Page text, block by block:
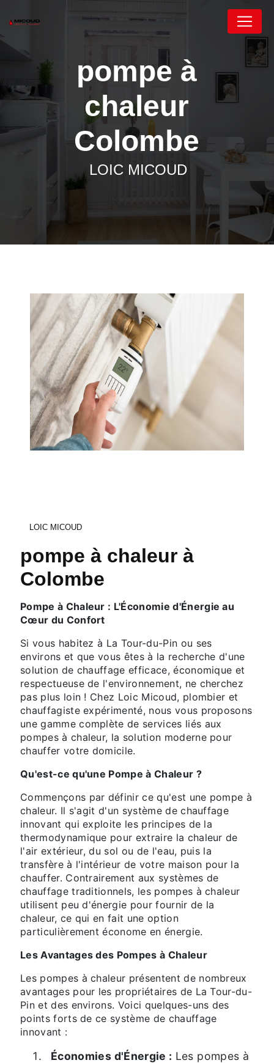
pompe à
chaleur
Colombe
LOIC MICOUD
LOIC MICOUD
pompe à chaleur à
Colombe
Pompe à Chaleur : L'Économie d'Énergie au
Cœur du Confort
Si vous habitez à La Tour-du-Pin ou ses
environs et que vous êtes à la recherche d'une
solution de chauffage efficace, économique et
respectueuse de l'environnement, ne cherchez
pas plus loin ! Chez Loic Micoud, plombier et
chauffagiste expérimenté, nous vous proposons
une gamme complète de services liés aux
pompes à chaleur, la solution moderne pour
chauffer votre domicile.
Qu'est-ce qu'une Pompe à Chaleur ?
Commençons par définir ce qu'est une pompe à
chaleur. Il s'agit d'un système de chauffage
innovant qui exploite les principes de la
thermodynamique pour extraire la chaleur de
l'air extérieur, du sol ou de l'eau, puis la
transfère à l'intérieur de votre maison pour la
chauffer. Contrairement aux systèmes de
chauffage traditionnels, les pompes à chaleur
utilisent peu d'énergie pour fournir de la
chaleur, ce qui en fait une option
particulièrement économe en énergie.
Les Avantages des Pompes à Chaleur
Les pompes à chaleur présentent de nombreux
avantages pour les propriétaires de La Tour-du-
Pin et des environs. Voici quelques-uns des
points forts de ce système de chauffage
innovant :
Économies d'Énergie : Les pompes à